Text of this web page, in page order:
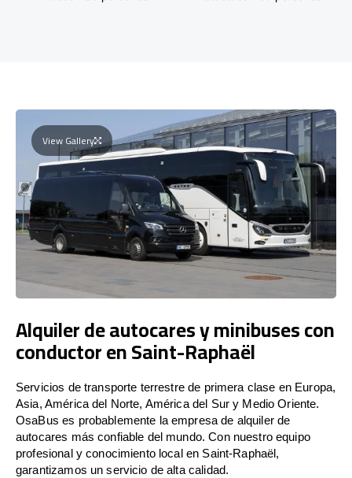
View Gallery
Alquiler de autocares y minibuses con
conductor en Saint-Raphaël
Servicios de transporte terrestre de primera clase en Europa,
Asia, América del Norte, América del Sur y Medio Oriente.
OsaBus es probablemente la empresa de alquiler de
autocares más confiable del mundo. Con nuestro equipo
profesional y conocimiento local en Saint-Raphaël,
garantizamos un servicio de alta calidad.